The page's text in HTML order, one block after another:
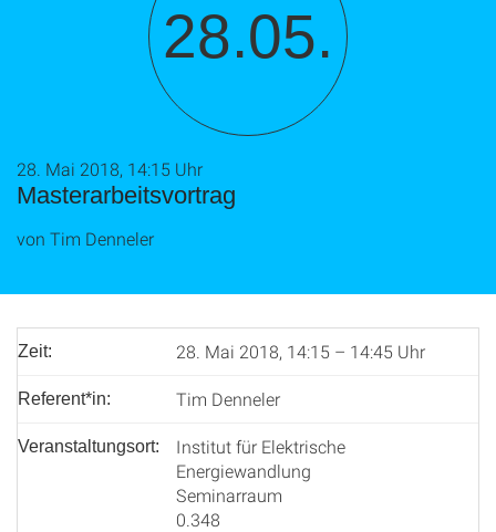
28.05.
Masterarbeitsvortrag
28. Mai 2018, 14:15 Uhr
von Tim Denneler
Zeit: 28. Mai 2018, 14:15 – 14:45 Uhr
Referent*in: Tim Denneler
Veranstaltungsort:
Institut für Elektrische
Energiewandlung
Seminarraum
0.348